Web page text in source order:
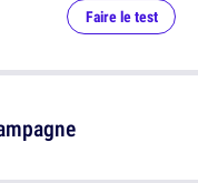
Faire le test